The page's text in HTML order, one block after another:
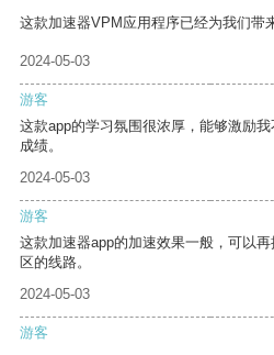
这款加速器VPM应用程序已经为我们带
2024-05-03
游客
这款app的学习氛围很浓厚，能够激励
成绩。
2024-05-03
游客
这款加速器app的加速效果一般，可以
区的线路。
2024-05-03
游客